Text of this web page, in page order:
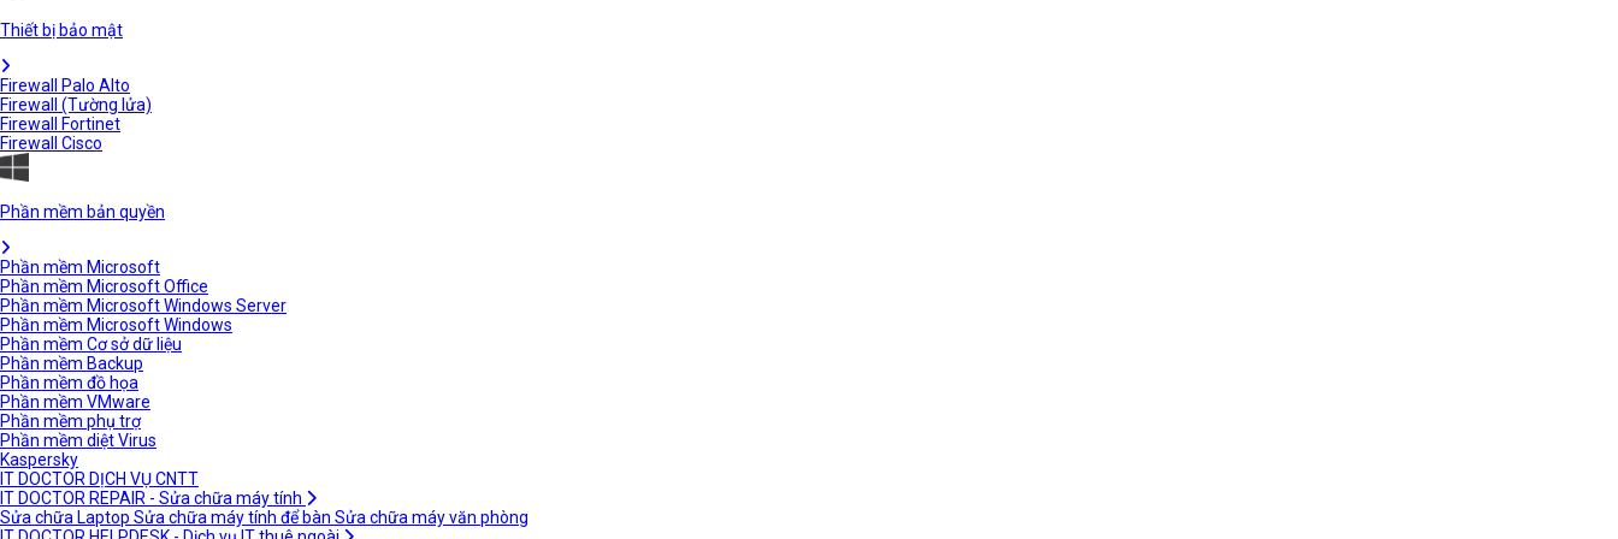
Thiết bị bảo mật
Firewall Palo Alto
Firewall (Tường lửa)
Firewall Fortinet
Firewall Cisco
Phần mềm bản quyền
Phần mềm Microsoft
Phần mềm Microsoft Office
Phần mềm Microsoft Windows Server
Phần mềm Microsoft Windows
Phần mềm Cơ sở dữ liệu
Phần mềm Backup
Phần mềm đồ họa
Phần mềm VMware
Phần mềm phụ trợ
Phần mềm diệt Virus
Kaspersky
IT DOCTOR DỊCH VỤ CNTT
IT DOCTOR REPAIR - Sửa chữa máy tính
Sửa chữa Laptop Sửa chữa máy tính để bàn Sửa chữa máy văn phòng